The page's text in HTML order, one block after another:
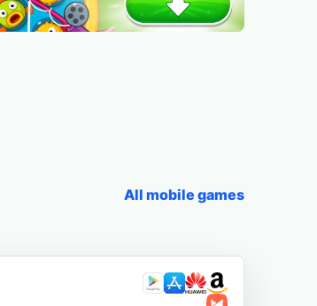
All mobile games